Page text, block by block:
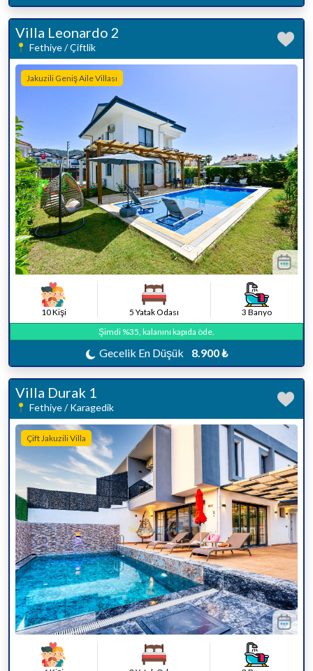
Villa Leonardo 2
Fethiye / Çiftlik
Jakuzili Geniş Aile Villası
10 Kişi 5 Yatak Odası
3 Banyo
Şimdi %35, kalanını kapıda öde.
Gecelik En Düşük 8.900 ₺
Villa Durak 1
Fethiye / Karagedik
Çift Jakuzili Villa